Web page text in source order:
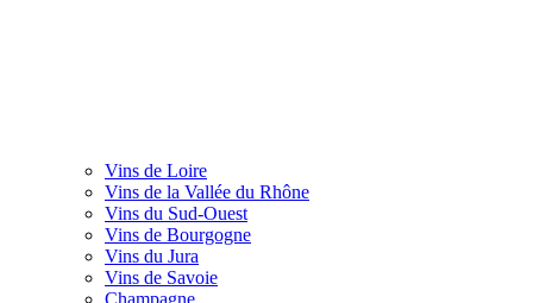
Vins de Loire
Vins de la Vallée du Rhône
Vins du Sud-Ouest
Vins de Bourgogne
Vins du Jura
Vins de Savoie